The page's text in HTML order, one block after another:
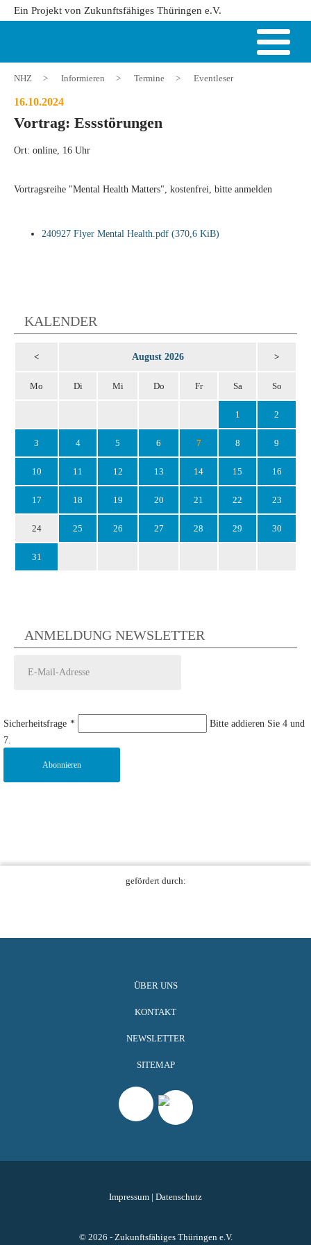
Ein Projekt von Zukunftsfähiges Thüringen e.V.
NHZ > Informieren > Termine > Eventleser
16.10.2024
Vortrag: Essstörungen
Ort: online, 16 Uhr
Vortragsreihe "Mental Health Matters", kostenfrei, bitte anmelden
240927 Flyer Mental Health.pdf (370,6 KiB)
KALENDER
< August 2026 >
Mo Di Mi Do Fr Sa So
1 2
3 4 5 6 7 8 9
10 11 12 13 14 15 16
17 18 19 20 21 22 23
24 25 26 27 28 29 30
31
ANMELDUNG NEWSLETTER
Sicherheitsfrage *
Bitte addieren Sie 4 und
7.
Abonnieren
gefördert durch:
ÜBER UNS
KONTAKT
NEWSLETTER
SITEMAP
Impressum | Datenschutz
© 2026 - Zukunftsfähiges Thüringen e.V.